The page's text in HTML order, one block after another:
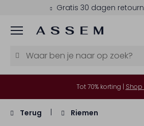
Gratis 30 dagen
Menu
Tot 70% korting | Shop
Terug Riemen